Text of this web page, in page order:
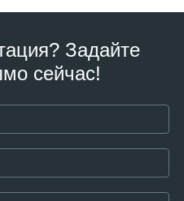
Задайте
сейчас!